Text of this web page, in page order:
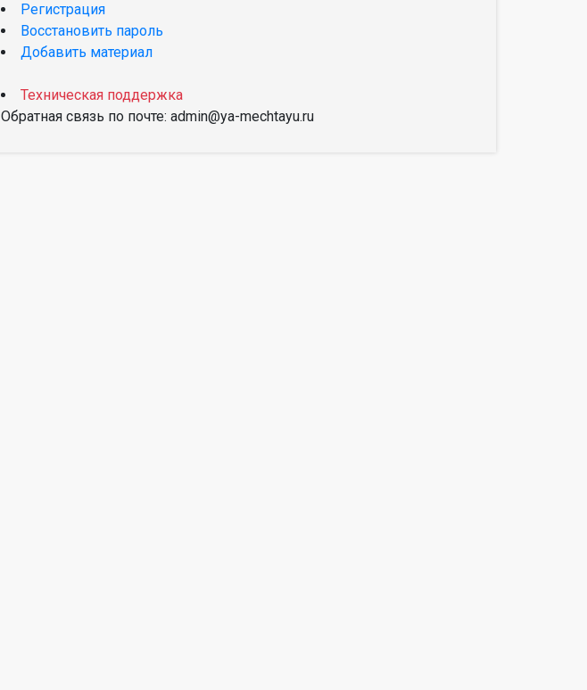
Регистрация
Восстановить пароль
Добавить материал
Техническая поддержка
Обратная связь по почте: admin@ya-mechtayu.ru